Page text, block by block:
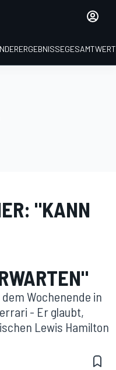
ERGEBNISSE
"KANN
Wochenende in
- Er glaubt,
Lewis Hamilton